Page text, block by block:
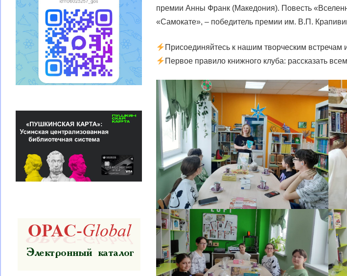
премии Анны Франк (Македония). Повесть
«Самокате», – победитель премии им. В.П.
Присоединяйтесь к нашим творческим встречам
Первое правило книжного клуба: рассказать